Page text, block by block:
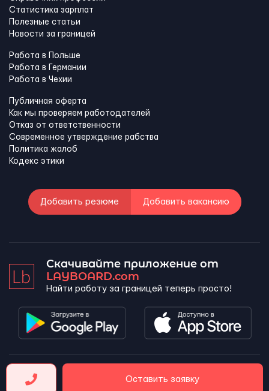
Оставить заявку
Статистика зарплат
Полезные статьи
Новости за границей
Работа в Польше
Работа в Германии
Работа в Чехии
Публичная оферта
Как мы проверяем работодателей
Отказ от ответственности
Современное утверждение рабства
Политика жалоб
Кодекс этики
Добавить резюме Добавить вакансию
Скачивайте приложение от
LAYBOARD.com
Найти работу за границей теперь просто!
LAYBOARD, SL Copyright 2026 ©